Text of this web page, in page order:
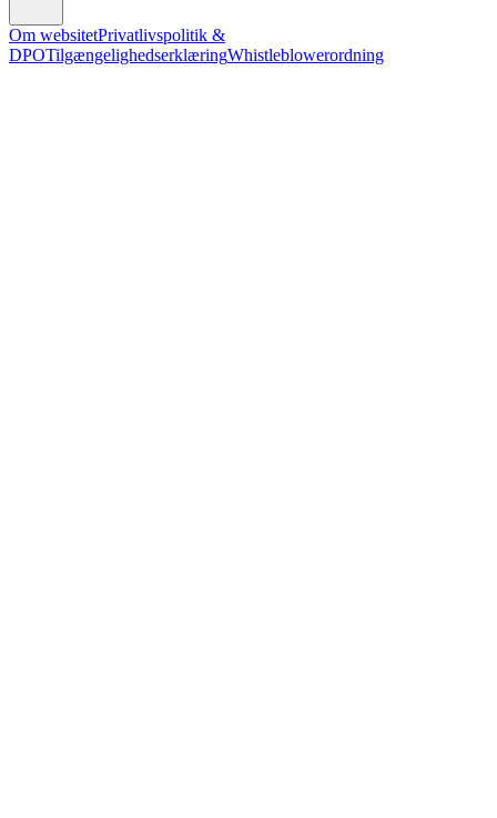
Om websitetPrivatlivspolitik &
DPOTilgængelighedserklæringWhistleblowerordning